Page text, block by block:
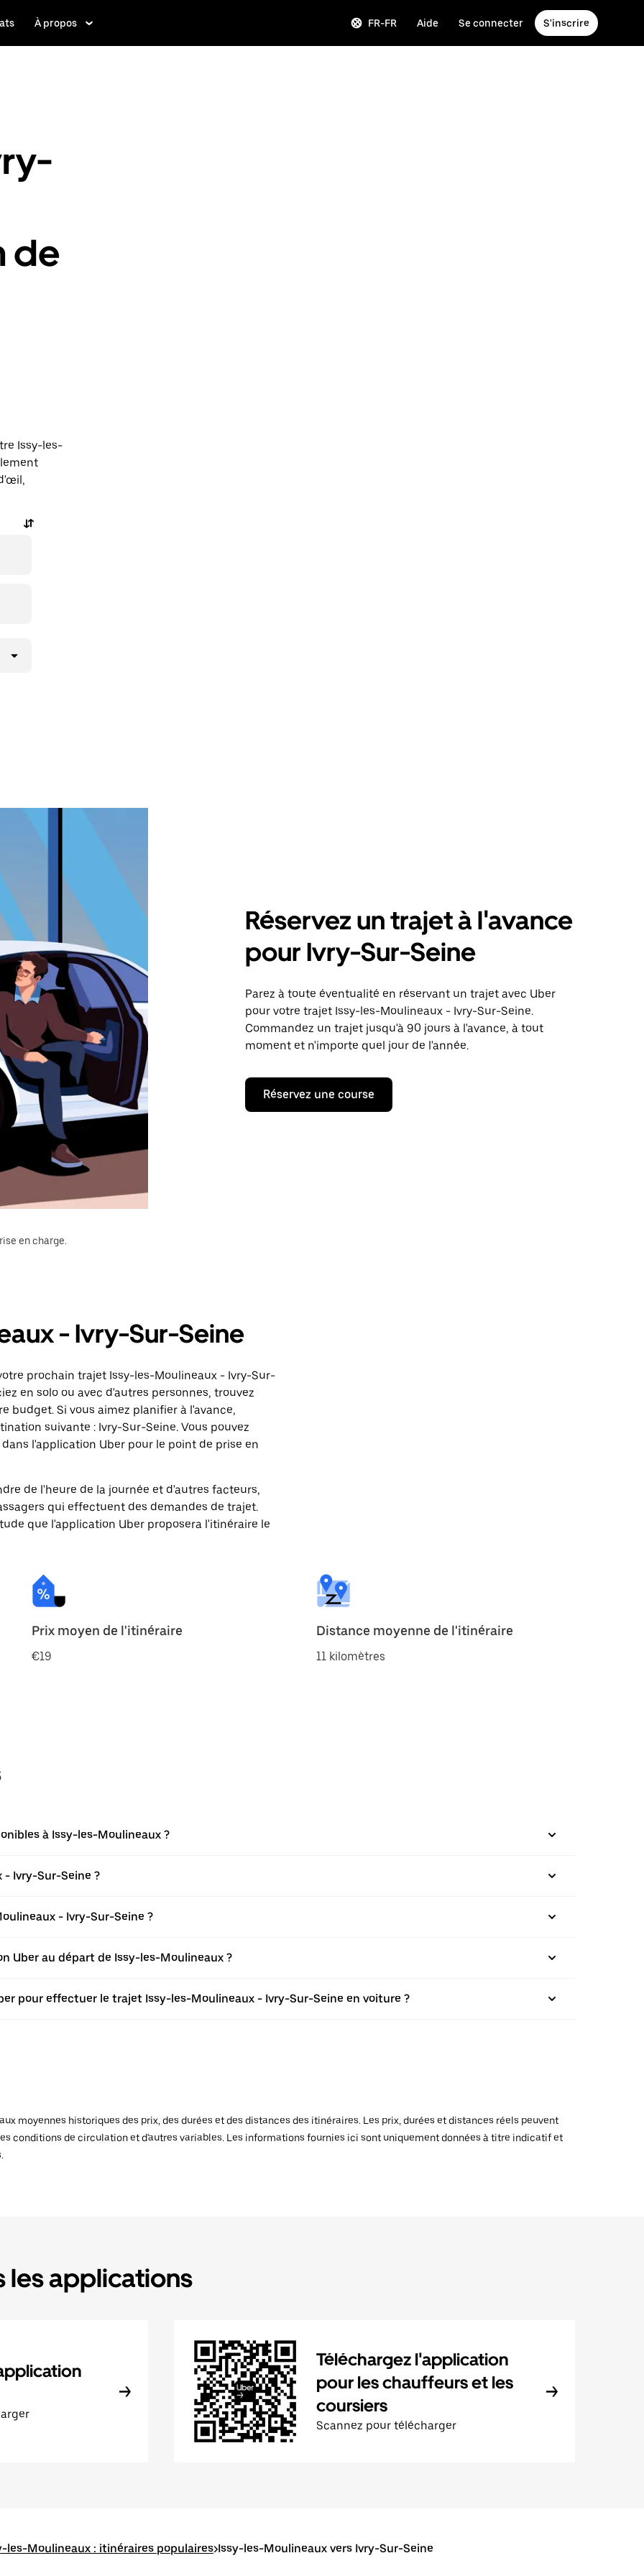
À propos FR-FR Aide Se connecter S'inscrire
de
Issy-les-
Réservez un trajet à l'avance
pour Ivry-Sur-Seine
Parez à toute éventualité en réservant un trajet avec Uber
pour votre trajet Issy-les-Moulineaux - Ivry-Sur-Seine.
Commandez un trajet jusqu'à 90 jours à l'avance, à tout
moment et n'importe quel jour de l'année.
Réservez une course
en charge.
- Ivry-Sur-Seine
prochain trajet Issy-les-Moulineaux - Ivry-Sur-
en solo ou avec d'autres personnes, trouvez
budget. Si vous aimez planifier à l'avance,
suivante : Ivry-Sur-Seine. Vous pouvez
l'application Uber pour le point de prise en
de l'heure de la journée et d'autres facteurs,
qui effectuent des demandes de trajet.
que l'application Uber proposera l'itinéraire le
Prix moyen de l'itinéraire
€19
Distance moyenne de l'itinéraire
11 kilomètres
à Issy-les-Moulineaux ?
Ivry-Sur-Seine ?
- Ivry-Sur-Seine ?
Uber au départ de Issy-les-Moulineaux ?
pour effectuer le trajet Issy-les-Moulineaux - Ivry-Sur-Seine en voiture ?
moyennes historiques des prix, des durées et des distances des itinéraires. Les prix, durées et distances réels peuvent
conditions de circulation et d'autres variables. Les informations fournies ici sont uniquement données à titre indicatif et
les applications
Téléchargez l'application
pour les chauffeurs et les
coursiers
Scannez pour télécharger
les-Moulineaux : itinéraires populaires>Issy-les-Moulineaux vers Ivry-Sur-Seine